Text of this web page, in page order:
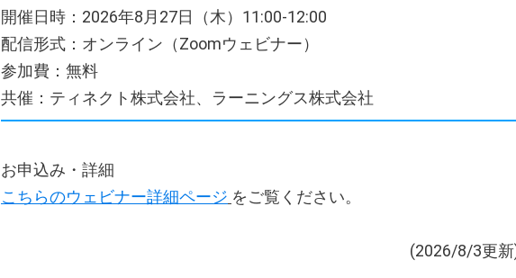
開催日時：2026年8月27日（木）11:00-12:00
配信形式：オンライン（Zoomウェビナー）
参加費：無料
共催：ティネクト株式会社、ラーニングス株式会社
お申込み・詳細
こちらのウェビナー詳細ページ をご覧ください。
(2026/8/3更